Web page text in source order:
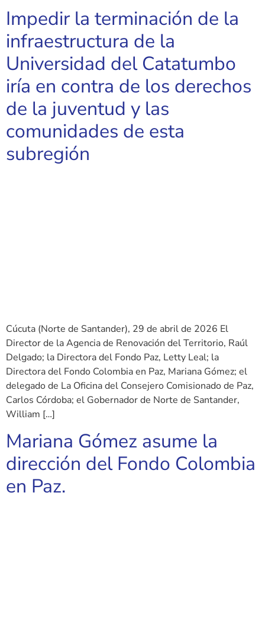
Impedir la terminación de la
infraestructura de la
Universidad del Catatumbo
iría en contra de los derechos
de la juventud y las
comunidades de esta
subregión
Cúcuta (Norte de Santander), 29 de abril de 2026 El
Director de la Agencia de Renovación del Territorio, Raúl
Delgado; la Directora del Fondo Paz, Letty Leal; la
Directora del Fondo Colombia en Paz, Mariana Gómez; el
delegado de La Oficina del Consejero Comisionado de Paz,
Carlos Córdoba; el Gobernador de Norte de Santander,
William […]
Mariana Gómez asume la
dirección del Fondo Colombia
en Paz.